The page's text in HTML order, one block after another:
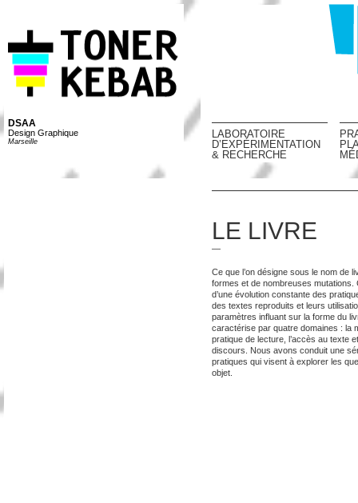
DSAA
Design Graphique
Marseille
LABORATOIRE
D’EXPÉRIMENTATION
& RECHERCHE
LE LIVRE
—
Ce que l’on désigne sous le nom de
formes et de nombreuses mutations.
d’une évolution constante des
des textes reproduits et leurs
paramètres influant sur la forme du
caractérise par quatre domaines : la
pratique de lecture, l’accès au texte
discours. Nous avons conduit une
pratiques qui visent à explorer les
objet.